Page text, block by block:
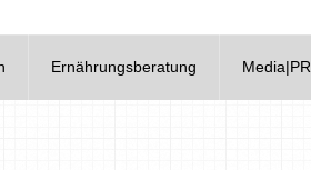
Ernährungsberatung Media|PR